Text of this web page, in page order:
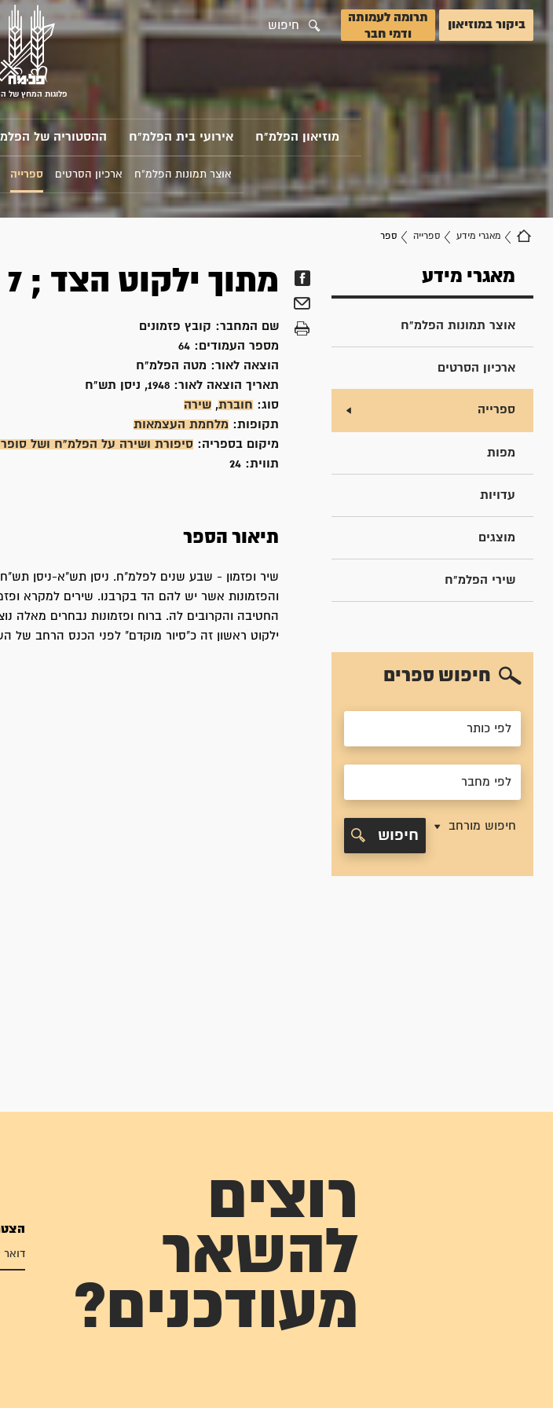
ביקור במוזיאון
תרומה לעמותה
ודמי חבר
חיפוש
פלוגות המחץ של
מוזיאון הפלמ"ח אירועי בית הפלמ"ח ההסטוריה של
אוצר תמונות הפלמ"ח ארכיון הסרטים ספרייה
מאגרי מידע ספרייה ספר
מאגרי מידע
אוצר תמונות הפלמ"ח
ארכיון הסרטים
ספרייה
מפות
עדויות
מוצגים
שירי הפלמ"ח
חיפוש ספרים
חיפוש מורחב
חיפוש
מתוך ילקוט הצד ; 7 שנים לפלמ"ח
שם המחבר: קובץ פזמונים
מספר העמודים: 64
הוצאה לאור: מטה הפלמ"ח
תאריך הוצאה לאור:
סוג: חוברת, שירה
תקופות: מלחמת העצמאות
מיקום בספריה: סיפורת ושירה על הפלמ"ח ושל
תווית: 24
תיאור הספר
שיר ופזמון - שבע שנים לפלמ"ח. ניסן תש"א-ניסן
והפזמונות אשר יש להם הד בקרבנו. שירים למקרא
החטיבה והקרובים לה. ברוח ופזמונות נבחרים מאלה
ילקוט ראשון זה כ"סיור מוקדם" לפני הכנס הרחב של
רוצים
להשאר
מעודכנים?